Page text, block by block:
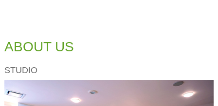
ABOUT US
STUDIO